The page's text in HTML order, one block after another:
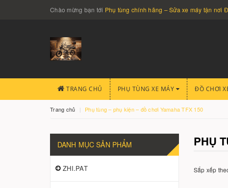
Chào mừng bạn tới Phụ tùng chính hãng – Sửa xe máy tận
TRANG CHỦ PHỤ TÙNG XE MÁY ĐỒ CHƠI
Trang chủ Phụ tùng – phụ kiện – đồ chơi Yamaha TFX 150
PHỤ
Sắp xếp
DANH MỤC SẢN PHẨM
ZHI.PAT